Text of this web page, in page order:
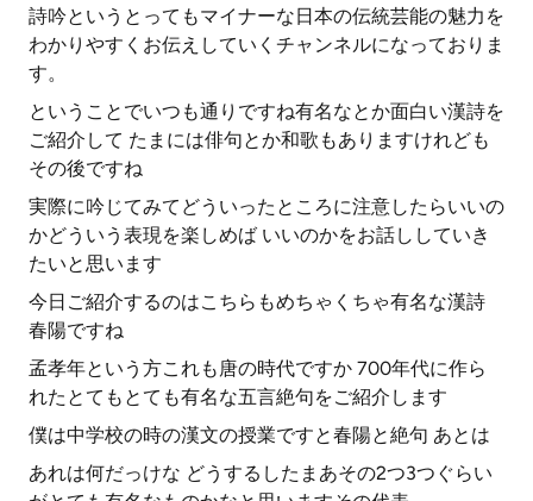
詩吟というとってもマイナーな日本の伝統芸能の魅力を
わかりやすくお伝えしていくチャンネルになっておりま
す。
ということでいつも通りですね有名なとか面白い漢詩を
ご紹介して たまには俳句とか和歌もありますけれども
その後ですね
実際に吟じてみてどういったところに注意したらいいの
かどういう表現を楽しめば いいのかをお話ししていき
たいと思います
今日ご紹介するのはこちらもめちゃくちゃ有名な漢詩
春陽ですね
孟孝年という方これも唐の時代ですか 700年代に作ら
れたとてもとても有名な五言絶句をご紹介します
僕は中学校の時の漢文の授業ですと春陽と絶句 あとは
あれは何だっけな どうするしたまあその2つ3つぐらい